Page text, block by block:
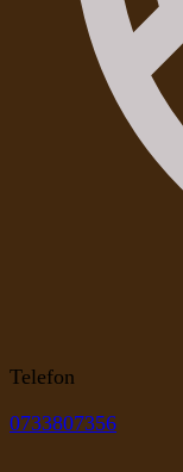
Telefon
0733807356